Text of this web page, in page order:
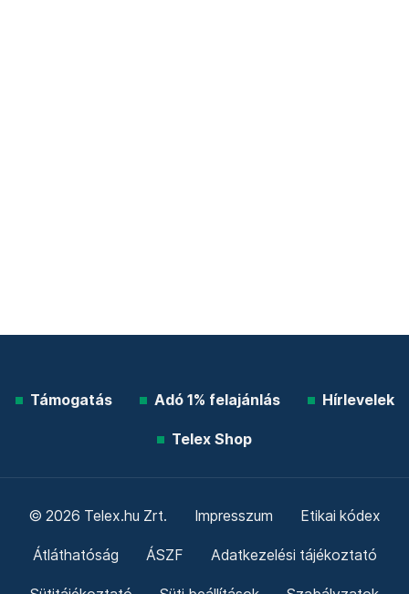
Támogatás Adó 1% felajánlás Hírlevelek
Telex Shop
© 2026 Telex.hu Zrt. Impresszum Etikai kódex
Átláthatóság ÁSZF Adatkezelési tájékoztató